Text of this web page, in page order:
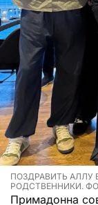
ПОЗДРАВИТЬ АЛЛУ
РОДСТВЕННИКИ.
Примадонна